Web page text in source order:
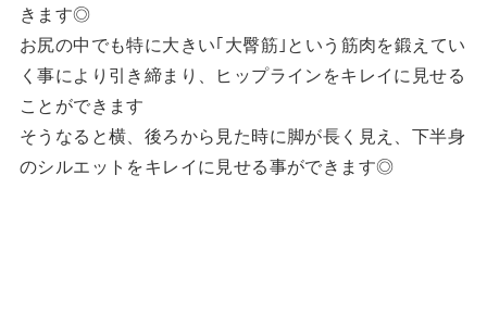
きます◎
お尻の中でも特に大きい｢大臀筋｣という筋肉を鍛えてい
く事により引き締まり、ヒップラインをキレイに見せる
ことができます
そうなると横、後ろから見た時に脚が長く見え、下半身
のシルエットをキレイに見せる事ができます◎